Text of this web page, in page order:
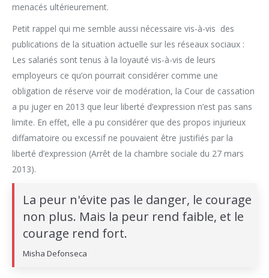
menacés ultérieurement.
Petit rappel qui me semble aussi nécessaire vis-à-vis des
publications de la situation actuelle sur les réseaux sociaux :
Les salariés sont tenus à la loyauté vis-à-vis de leurs
employeurs ce qu’on pourrait considérer comme une
obligation de réserve voir de modération, la Cour de cassation
a pu juger en 2013 que leur liberté d’expression n’est pas sans
limite. En effet, elle a pu considérer que des propos injurieux
diffamatoire ou excessif ne pouvaient être justifiés par la
liberté d’expression (Arrêt de la chambre sociale du 27 mars
2013).
La peur n'évite pas le danger, le courage
non plus. Mais la peur rend faible, et le
courage rend fort.
Misha Defonseca